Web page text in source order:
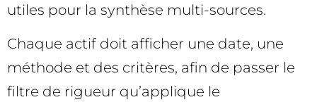
utiles pour la synthèse multi-sources.
Chaque actif doit afficher une date, une
méthode et des critères, afin de passer le
filtre de rigueur qu’applique le